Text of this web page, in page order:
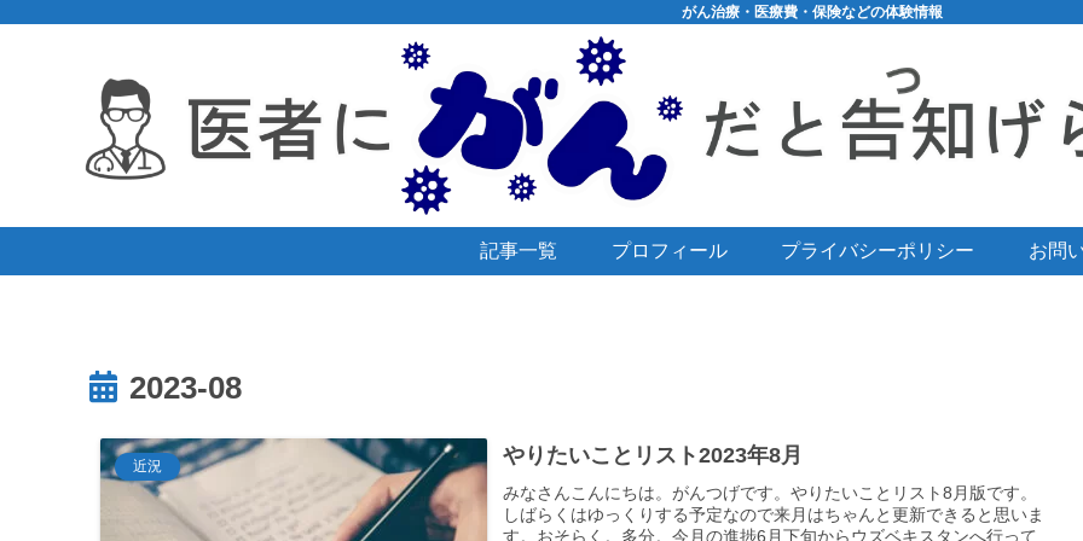
がん治療・医療費・保険などの体験情報
記事一覧 プロフィール プライバシーポリシー お問
2023-08
近況 やりたいことリスト2023年8月
みなさんこんにちは。がんつげです。やりたいことリスト8月版です。
しばらくはゆっくりする予定なので来月はちゃんと更新できると思いま
す。おそらく。多分。今月の進捗6月下旬からウズベキスタンへ行って